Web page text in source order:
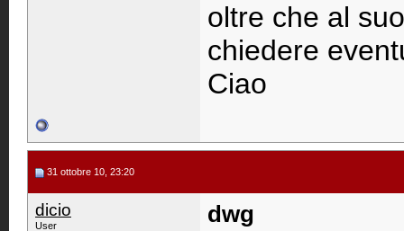
oltre che al
chiedere
Ciao
31 ottobre 10, 23:20
dicio
User dwg